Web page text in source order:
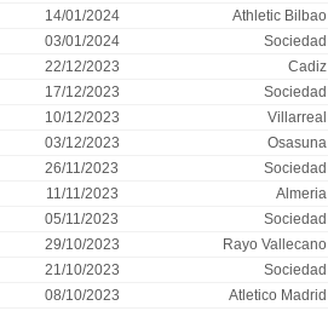
14/01/2024
Athletic Bilbao
03/01/2024
Sociedad
22/12/2023
Cadiz
17/12/2023
Sociedad
10/12/2023
Villarreal
03/12/2023
Osasuna
26/11/2023
Sociedad
11/11/2023
Almeria
05/11/2023
Sociedad
29/10/2023
Rayo Vallecano
21/10/2023
Sociedad
08/10/2023
Atletico Madrid